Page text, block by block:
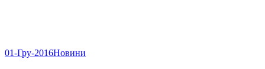
01-Гру-2016Новини